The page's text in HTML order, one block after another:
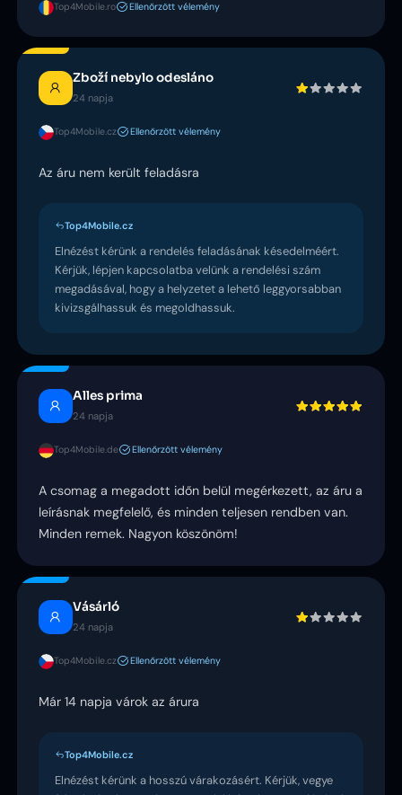
Top4Mobile.ro Ellenőrzött vélemény
Zboží nebylo odesláno
24 napja
Top4Mobile.cz Ellenőrzött vélemény
Az áru nem került feladásra
Top4Mobile.cz
Elnézést kérünk a rendelés feladásának késedelméért.
Kérjük, lépjen kapcsolatba velünk a rendelési szám
megadásával, hogy a helyzetet a lehető leggyorsabban
kivizsgálhassuk és megoldhassuk.
Alles prima
24 napja
Top4Mobile.de Ellenőrzött vélemény
A csomag a megadott időn belül megérkezett, az áru a
leírásnak megfelelő, és minden teljesen rendben van.
Minden remek. Nagyon köszönöm!
Vásárló
24 napja
Top4Mobile.cz Ellenőrzött vélemény
Már 14 napja várok az árura
Top4Mobile.cz
Elnézést kérünk a hosszú várakozásért. Kérjük, vegye